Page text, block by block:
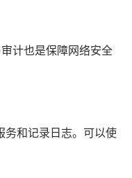
计也是保障网络安全
和记录日志。可以使